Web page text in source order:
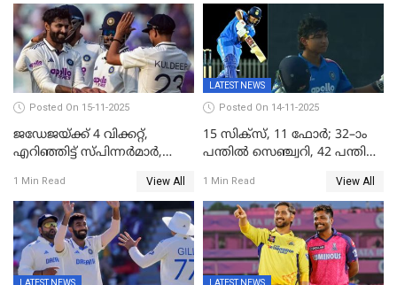
Posted On 15-11-2025
ജഡേജയ്ക്ക് 4 വിക്കറ്റ്,
എറിഞ്ഞിട്ട് സ്പിന്നർമാർ,
പ്രോട്ടീസ്
1 Min Read View All
LATEST NEWS
Posted On 14-11-2025
15 സിക്സ്, 11 ഫോർ; 32–ാം
പന്തിൽ സെഞ്ച്വറി, 42 പന്തിൽ
1 Min Read View All
LATEST NEWS LATEST NEWS